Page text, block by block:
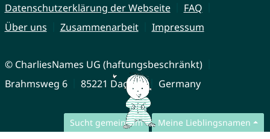
Sucht gemeinsam Meine Lieblingsnamen
Datenschutzerklärung der Webseite
FAQ
Über uns
Zusammenarbeit Impressum
© CharliesNames UG (haftungsbeschränkt)
Brahmsweg 6
85221 Dachau Germany